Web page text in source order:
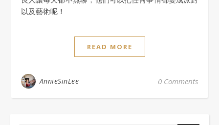
以及藝術呢！
READ MORE
AnnieSinLee 0 Comments